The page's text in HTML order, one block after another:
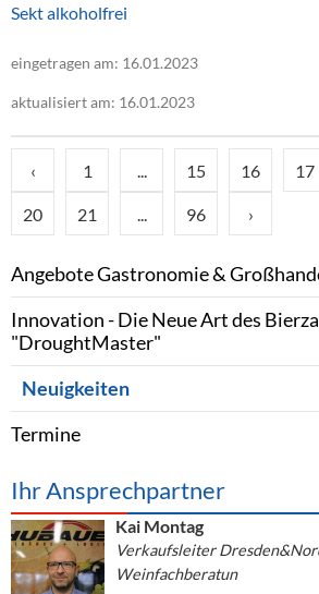
Sekt alkoholfrei
eingetragen am: 16.01.2023
aktualisiert am: 16.01.2023
‹ 1 15 16 17
20 21 96 ›
Angebote Gastronomie &
Innovation - Die Neue Art des
"DroughtMaster"
Neuigkeiten
Termine
Ihr Ansprechpartner
Kai Montag
Verkaufsleiter
Weinfachberatun